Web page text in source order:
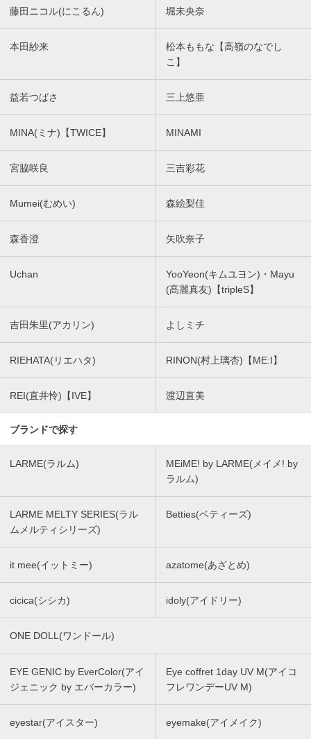
藤田ニコル(にこるん) 堀未央奈
本田紗来
松本ももな【高嶺のなでし
こ】
益若つばさ 三上悠亜
MINA(ミナ)【TWICE】 MINAMI
宮脇咲良 三吉彩花
Mumei(むめい) 森絵梨佳
森香澄 矢吹奈子
Uchan
YooYeon(キムユヨン)・Mayu
(髙麗真友)【tripleS】
吉田朱里(アカリン) よしミチ
RIEHATA(リエハタ) RINON(村上璃杏)【ME:I】
REI(直井怜)【IVE】 渡辺直美
ブランドで探す
LARME(ラルム)
MEiME! by LARME(メイメ! by
ラルム)
LARME MELTY SERIES(ラル
ムメルティシリーズ)
Betties(ベティーズ)
it mee(イットミー) azatome(あざとめ)
cicica(シシカ) idoly(アイドリー)
ONE DOLL(ワンドール)
EYE GENIC by EverColor(アイ
ジェニック by エバーカラー)
Eye coffret 1day UV M(アイコ
フレワンデーUV M)
eyestar(アイスター) eyemake(アイメイク)